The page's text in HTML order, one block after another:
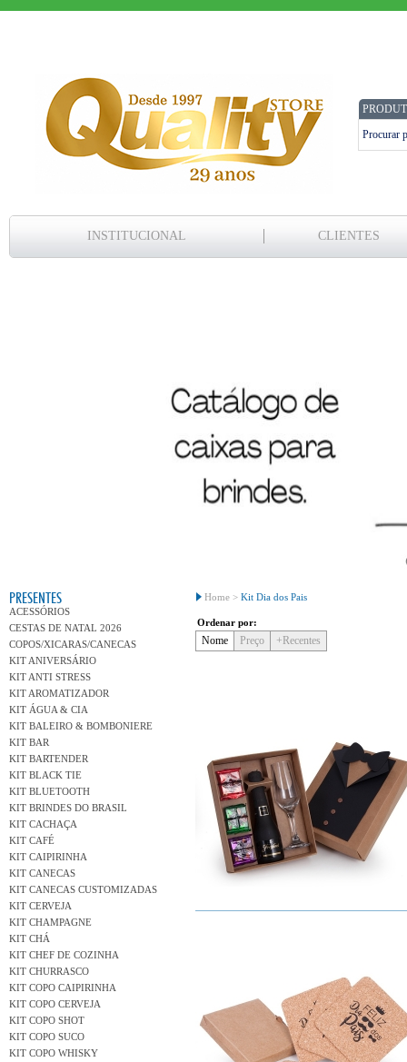
INSTITUCIONAL CLIENTES
PRESENTES
ACESSÓRIOS
CESTAS DE NATAL 2026
COPOS/XICARAS/CANECAS
KIT ANIVERSÁRIO
KIT ANTI STRESS
KIT AROMATIZADOR
KIT ÁGUA & CIA
KIT BALEIRO & BOMBONIERE
KIT BAR
KIT BARTENDER
KIT BLACK TIE
KIT BLUETOOTH
KIT BRINDES DO BRASIL
KIT CACHAÇA
KIT CAFÉ
KIT CAIPIRINHA
KIT CANECAS
KIT CANECAS CUSTOMIZADAS
KIT CERVEJA
KIT CHAMPAGNE
KIT CHÁ
KIT CHEF DE COZINHA
KIT CHURRASCO
KIT COPO CAIPIRINHA
KIT COPO CERVEJA
KIT COPO SHOT
KIT COPO SUCO
KIT COPO WHISKY
Home > Kit Dia dos Pais
Ordenar por:
Nome Preço +Recentes